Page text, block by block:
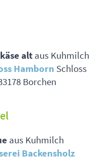
alt aus Kuhmilch
Hamborn Schloss
Borchen
aus Kuhmilch
Backensholz